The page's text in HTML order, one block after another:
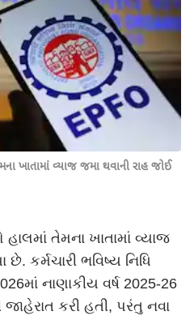
ખાતામાં વ્યાજ જમા થવાની રાહ જોઈ
તેમના ખાતામાં વ્યાજ
કર્મચારી ભવિષ્ય નિધિ
નાણાકીય વર્ષ 2025-26
કરી હતી, પરંતુ નવા